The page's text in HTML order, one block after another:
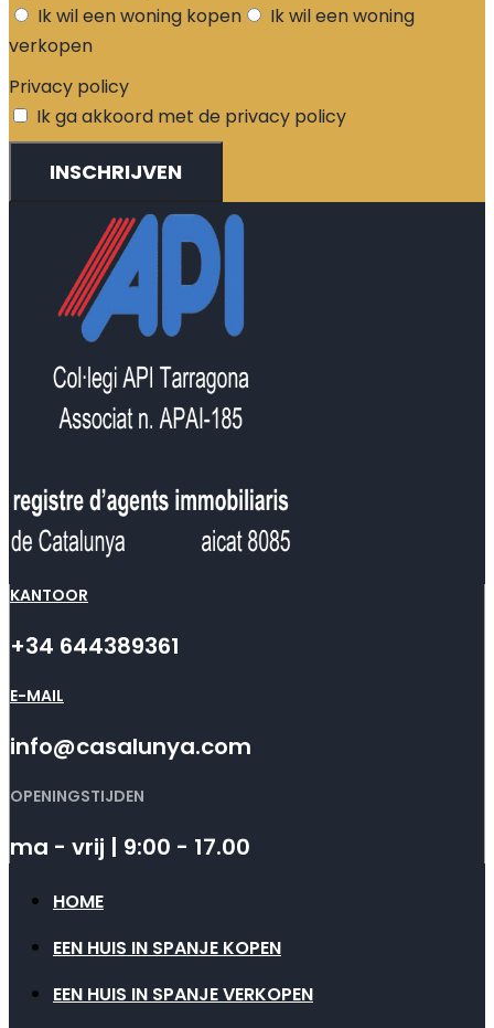
Ik wil een woning kopen
Ik wil een woning
verkopen
Privacy policy
Ik ga akkoord met de privacy policy
INSCHRIJVEN
KANTOOR
+34 644389361
E-MAIL
info@casalunya.com
OPENINGSTIJDEN
ma - vrij | 9:00 - 17.00
HOME
EEN HUIS IN SPANJE KOPEN
EEN HUIS IN SPANJE VERKOPEN